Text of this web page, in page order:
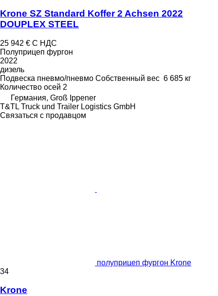
Krone SZ Standard Koffer 2 Achsen 2022
DOUPLEX STEEL
25 942 € С НДС
Полуприцеп фургон
2022
дизель
Подвеска пневмо/пневмо Собственный вес 6 685 кг
Количество осей 2
Германия, Groß Ippener
T&TL Truck und Trailer Logistics GmbH
Связаться с продавцом
полуприцеп фургон Krone
34
Krone